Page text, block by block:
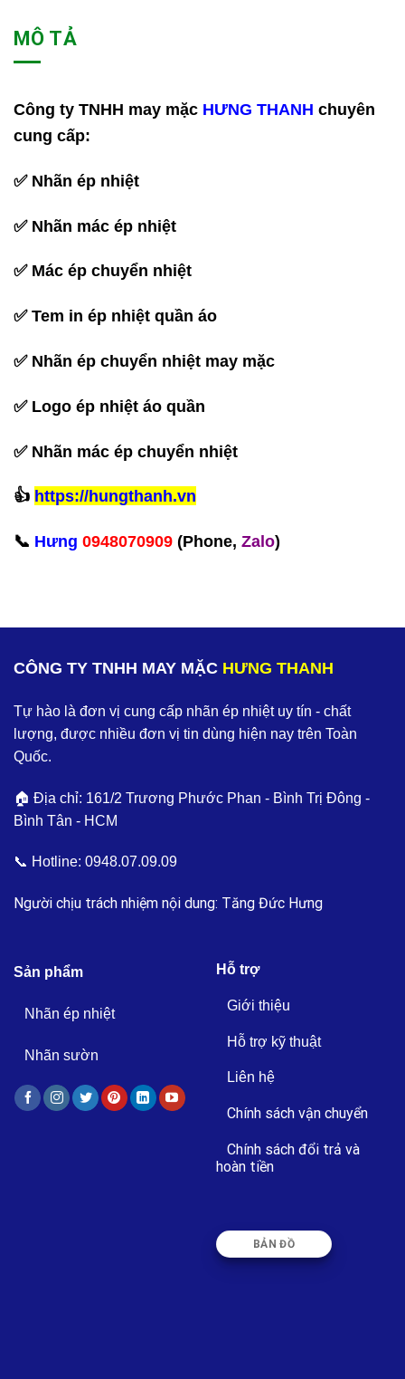
MÔ TẢ
Công ty TNHH may mặc HƯNG THANH chuyên
cung cấp:
✅ Nhãn ép nhiệt
✅ Nhãn mác ép nhiệt
✅ Mác ép chuyển nhiệt
✅ Tem in ép nhiệt quần áo
✅ Nhãn ép chuyển nhiệt may mặc
✅ Logo ép nhiệt áo quần
✅ Nhãn mác ép chuyển nhiệt
‪👍 https://hungthanh.vn
📞 Hưng 0948070909 (Phone, Zalo)‬
CÔNG TY TNHH MAY MẶC HƯNG THANH
Tự hào là đơn vị cung cấp nhãn ép nhiệt uy tín - chất
lượng, được nhiều đơn vị tin dùng hiện nay trên Toàn
Quốc.
🏠 Địa chỉ: 161/2 Trương Phước Phan - Bình Trị Đông -
Bình Tân - HCM
📞 Hotline: 0948.07.09.09
Người chịu trách nhiệm nội dung: Tăng Đức Hưng
Sản phẩm
Nhãn ép nhiệt
Nhãn sườn
Hỗ trợ
Giới thiệu
Hỗ trợ kỹ thuật
Liên hệ
Chính sách vận chuyển
Chính sách đổi trả và
hoàn tiền
BẢN ĐỒ